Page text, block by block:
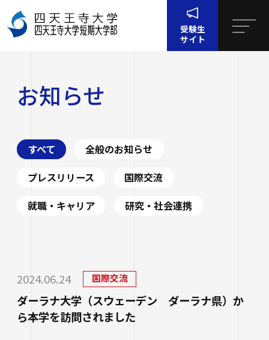
受験生
サイト
四天王寺大学について
学長挨拶
大学学章・ロゴ・学歌・応援歌
教育研究上の目的・3つのポリシー
情報公開
大学・大学院・短大
文学部
教育学部
経営学部
学生生活
学費
奨学金
就職・キャリア支援
キャリアセンター
教職教育推進センター
研究・社会連携
学び
国際交流
国際交流
関連サイト
お知らせ
すべて
全般のお知らせ
プレスリリース
国際交流
就職・キャリア
研究・社会連携
2024.06.24 国際交流
ダーラナ大学（スウェーデン ダーラナ県）か
ら本学を訪問されました